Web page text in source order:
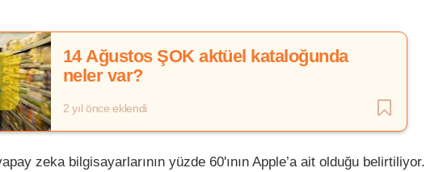
14 Ağustos ŞOK aktüel kataloğunda
neler var?
2 yıl önce eklendi
zeka bilgisayarlarının yüzde 60'ının Apple’a ait olduğu belirtiliyor.